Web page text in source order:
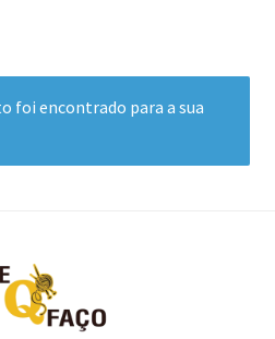
foi encontrado para a sua